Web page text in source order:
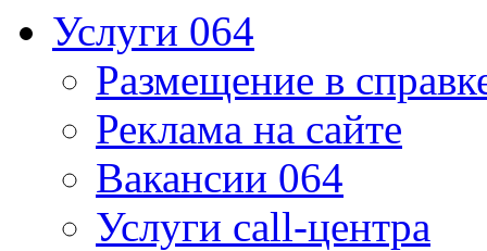
Услуги 064
Размещение в
Реклама на сайте
Вакансии 064
Услуги call-центра